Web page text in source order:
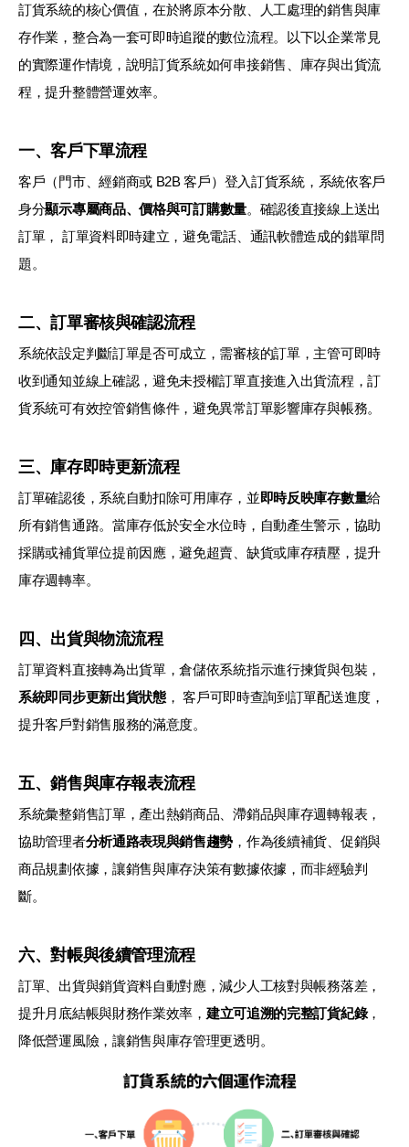
訂貨系統的核心價值，在於將原本分散、人工處理的銷售與庫
存作業，整合為一套可即時追蹤的數位流程。以下以企業常見
的實際運作情境，說明訂貨系統如何串接銷售、庫存與出貨流
程，提升整體營運效率。
一、客戶下單流程
客戶（門市、經銷商或 B2B 客戶）登入訂貨系統，系統依客戶
身分顯示專屬商品、價格與可訂購數量。確認後直接線上送出
訂單， 訂單資料即時建立，避免電話、通訊軟體造成的錯單問
題。
二、訂單審核與確認流程
系統依設定判斷訂單是否可成立，需審核的訂單，主管可即時
收到通知並線上確認，避免未授權訂單直接進入出貨流程，訂
貨系統可有效控管銷售條件，避免異常訂單影響庫存與帳務。
三、庫存即時更新流程
訂單確認後，系統自動扣除可用庫存，並即時反映庫存數量給
所有銷售通路。當庫存低於安全水位時，自動產生警示，協助
採購或補貨單位提前因應，避免超賣、缺貨或庫存積壓，提升
庫存週轉率。
四、出貨與物流流程
訂單資料直接轉為出貨單，倉儲依系統指示進行揀貨與包裝，
系統即同步更新出貨狀態， 客戶可即時查詢到訂單配送進度，
提升客戶對銷售服務的滿意度。
五、銷售與庫存報表流程
系統彙整銷售訂單，產出熱銷商品、滯銷品與庫存週轉報表，
協助管理者分析通路表現與銷售趨勢 ，作為後續補貨、促銷與
商品規劃依據，讓銷售與庫存決策有數據依據，而非經驗判
斷。
六、對帳與後續管理流程
訂單、出貨與銷貨資料自動對應，減少人工核對與帳務落差，
提升月底結帳與財務作業效率， 建立可追溯的完整訂貨紀錄，
降低營運風險，讓銷售與庫存管理更透明。